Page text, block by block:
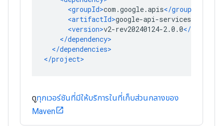
ดูทุกเวอร์ชันที่มีให้บริการในที่เก็บส่วนกลางของ
Maven